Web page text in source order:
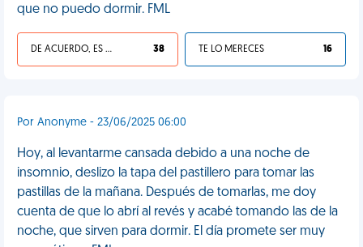
que no puedo dormir. FML
DE ACUERDO, ES UNA VIDA HP 38 TE LO MERECES 16
Por Anonyme - 23/06/2025 06:00
Hoy, al levantarme cansada debido a una noche de
insomnio, deslizo la tapa del pastillero para tomar las
pastillas de la mañana. Después de tomarlas, me doy
cuenta de que lo abrí al revés y acabé tomando las de la
noche, que sirven para dormir. El día promete ser muy